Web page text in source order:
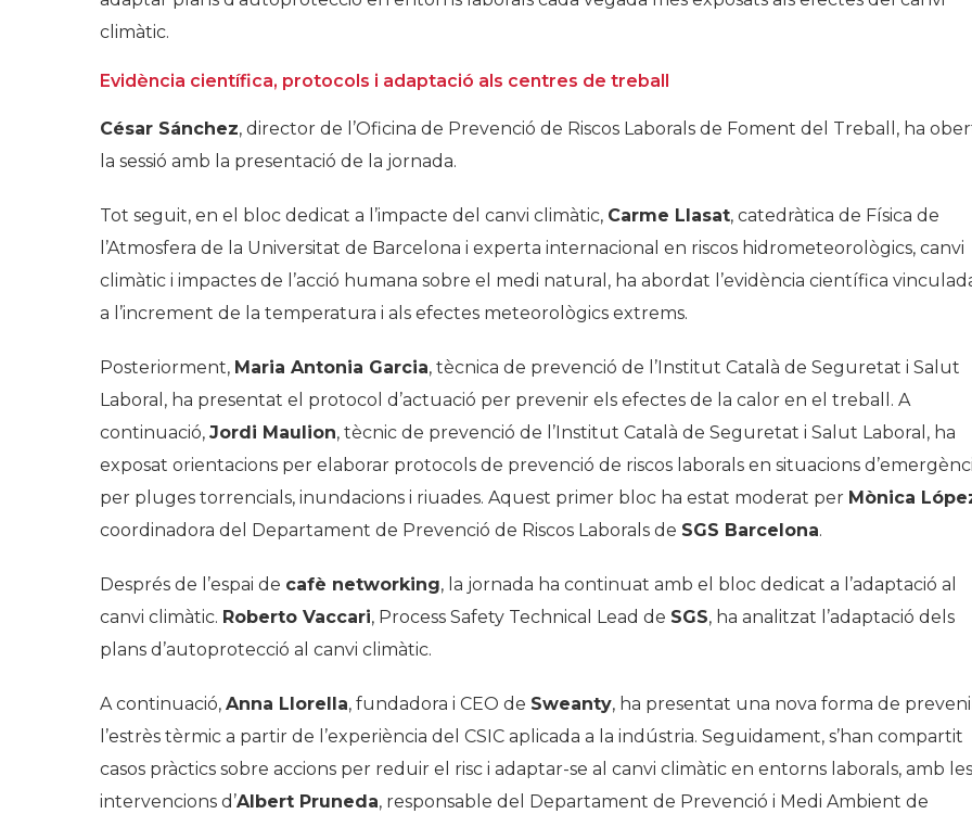
climàtic.
Evidència científica, protocols i adaptació als centres de treball
César Sánchez, director de l’Oficina de Prevenció de Riscos Laborals de Foment del Treball, ha
la sessió amb la presentació de la jornada.
Tot seguit, en el bloc dedicat a l’impacte del canvi climàtic, Carme Llasat, catedràtica de Física de
l’Atmosfera de la Universitat de Barcelona i experta internacional en riscos hidrometeorològics, canvi
climàtic i impactes de l’acció humana sobre el medi natural, ha abordat l’evidència científica
a l’increment de la temperatura i als efectes meteorològics extrems.
Posteriorment, Maria Antonia Garcia, tècnica de prevenció de l’Institut Català de Seguretat i Salut
Laboral, ha presentat el protocol d’actuació per prevenir els efectes de la calor en el treball. A
continuació, Jordi Maulion, tècnic de prevenció de l’Institut Català de Seguretat i Salut Laboral, ha
exposat orientacions per elaborar protocols de prevenció de riscos laborals en situacions
per pluges torrencials, inundacions i riuades. Aquest primer bloc ha estat moderat per Mònica
coordinadora del Departament de Prevenció de Riscos Laborals de SGS Barcelona.
Després de l’espai de cafè networking, la jornada ha continuat amb el bloc dedicat a l’adaptació al
canvi climàtic. Roberto Vaccari, Process Safety Technical Lead de SGS, ha analitzat l’adaptació dels
plans d’autoprotecció al canvi climàtic.
A continuació, Anna Llorella, fundadora i CEO de Sweanty, ha presentat una nova forma de
l’estrès tèrmic a partir de l’experiència del CSIC aplicada a la indústria. Seguidament, s’han compartit
casos pràctics sobre accions per reduir el risc i adaptar-se al canvi climàtic en entorns laborals, amb les
intervencions d’Albert Pruneda, responsable del Departament de Prevenció i Medi Ambient de